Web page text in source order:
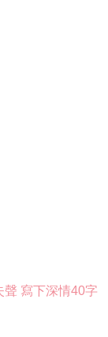
寫下深情40字